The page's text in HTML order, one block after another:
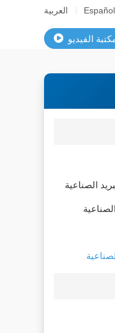
Español العربية
الفيديو
الصناعية